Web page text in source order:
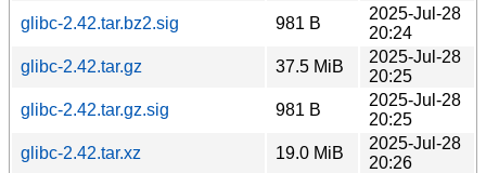
glibc-2.42.tar.bz2.sig
981 B
2025-Jul-28
20:24
glibc-2.42.tar.gz
37.5 MiB
2025-Jul-28
20:25
glibc-2.42.tar.gz.sig
981 B
2025-Jul-28
20:25
glibc-2.42.tar.xz
19.0 MiB
2025-Jul-28
20:26